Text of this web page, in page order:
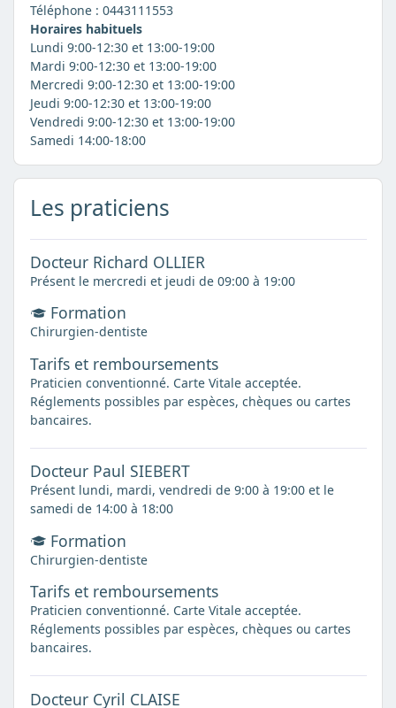
Téléphone : 0443111553
Horaires habituels
Lundi 9:00-12:30 et 13:00-19:00
Mardi 9:00-12:30 et 13:00-19:00
Mercredi 9:00-12:30 et 13:00-19:00
Jeudi 9:00-12:30 et 13:00-19:00
Vendredi 9:00-12:30 et 13:00-19:00
Samedi 14:00-18:00
Les praticiens
Docteur Richard OLLIER
Présent le mercredi et jeudi de 09:00 à 19:00
Formation
Chirurgien-dentiste
Tarifs et remboursements
Praticien conventionné. Carte Vitale acceptée.
Réglements possibles par espèces, chèques ou cartes
bancaires.
Docteur Paul SIEBERT
Présent lundi, mardi, vendredi de 9:00 à 19:00 et le
samedi de 14:00 à 18:00
Formation
Chirurgien-dentiste
Tarifs et remboursements
Praticien conventionné. Carte Vitale acceptée.
Réglements possibles par espèces, chèques ou cartes
bancaires.
Docteur Cyril CLAISE